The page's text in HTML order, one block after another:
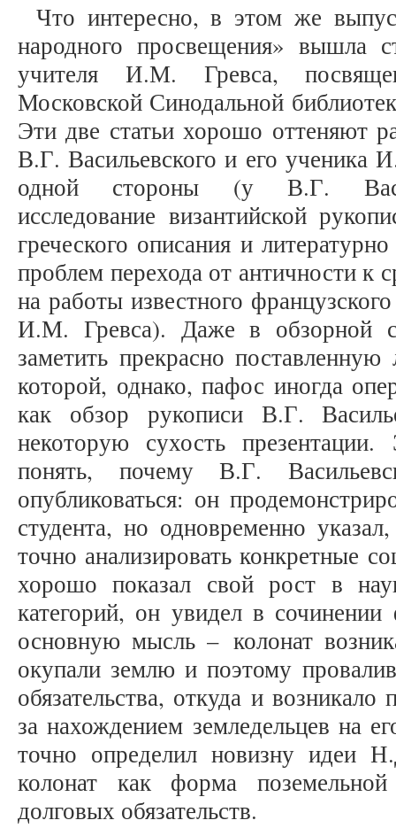
Что интересно, в этом же
народного просвещения» вышла
учителя И.М. Гревса,
Московской Синодальной
Эти две статьи хорошо оттеняют
В.Г. Васильевского и его ученика
одной стороны (у В.Г.
исследование византийской
греческого описания и
проблем перехода от античности к
на работы известного
И.М. Гревса). Даже в обзорной
заметить прекрасно
которой, однако, пафос иногда
как обзор рукописи В.Г.
некоторую сухость
понять, почему В.Г.
опубликоваться: он
студента, но одновременно
точно анализировать конкретные
хорошо показал свой рост в
категорий, он увидел в сочинении
основную мысль – колонат
окупали землю и поэтому
обязательства, откуда и
за нахождением земледельцев на
точно определил новизну идеи
колонат как форма
долговых обязательств.